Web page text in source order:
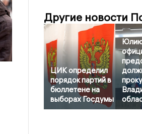
Другие новости
ЦИК определил
порядок партий в
бюллетене на
выборах Госдумы